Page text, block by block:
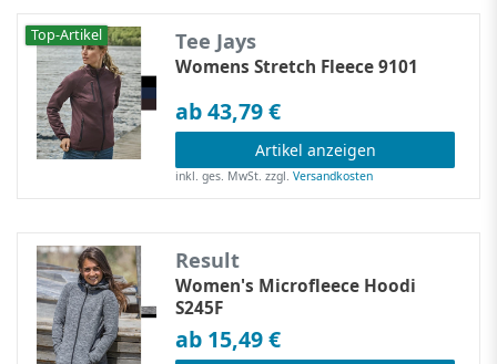
Top-Artikel Tee Jays
Womens Stretch Fleece 9101
ab 43,79 €
Artikel anzeigen
inkl. ges. MwSt. zzgl.Versandkosten
Result
Women's Microfleece Hoodi
S245F
ab 15,49 €